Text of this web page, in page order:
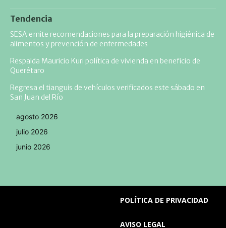
Tendencia
SESA emite recomendaciones para la preparación higiénica de
alimentos y prevención de enfermedades
Respalda Mauricio Kuri política de vivienda en beneficio de
Querétaro
Regresa el tianguis de vehículos verificados este sábado en
San Juan del Río
agosto 2026
julio 2026
junio 2026
POLÍTICA DE PRIVACIDAD
AVISO LEGAL